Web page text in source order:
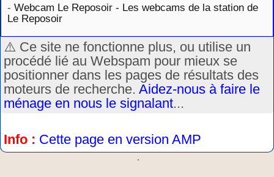
- Webcam Le Reposoir - Les webcams de la station de
Le Reposoir
⚠️ Ce site ne fonctionne plus, ou utilise un
procédé lié au Webspam pour mieux se
positionner dans les pages de résultats des
moteurs de recherche. Aidez-nous à faire le
ménage en nous le signalant...
Info : Cette page en version AMP
.